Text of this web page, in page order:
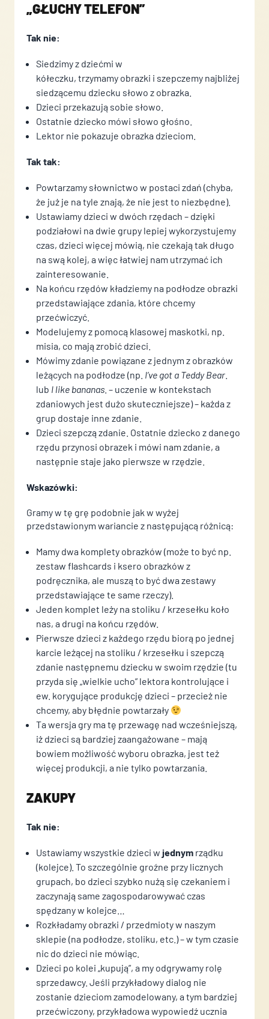
„GŁUCHY TELEFON”
Tak nie:
Siedzimy z dziećmi w
kółeczku, trzymamy obrazki i szepczemy najbliżej
siedzącemu dziecku słowo z obrazka.
Dzieci przekazują sobie słowo.
Ostatnie dziecko mówi słowo głośno.
Lektor nie pokazuje obrazka dzieciom.
Tak tak:
Powtarzamy słownictwo w postaci zdań (chyba,
że już je na tyle znają, że nie jest to niezbędne).
Ustawiamy dzieci w dwóch rzędach – dzięki
podziałowi na dwie grupy lepiej wykorzystujemy
czas, dzieci więcej mówią, nie czekają tak długo
na swą kolej, a więc łatwiej nam utrzymać ich
zainteresowanie.
Na końcu rzędów kładziemy na podłodze obrazki
przedstawiające zdania, które chcemy
przećwiczyć.
Modelujemy z pomocą klasowej maskotki, np.
misia, co mają zrobić dzieci.
Mówimy zdanie powiązane z jednym z obrazków
leżących na podłodze (np. I’ve got a Teddy Bear
lub I like bananas . – uczenie w kontekstach
zdaniowych jest dużo skuteczniejsze) – każda z
grup dostaje inne zdanie.
Dzieci szepczą zdanie. Ostatnie dziecko z danego
rzędu przynosi obrazek i mówi nam zdanie, a
następnie staje jako pierwsze w rzędzie.
Wskazówki:
Gramy w tę grę podobnie jak w wyżej
przedstawionym wariancie z następującą różnicą:
Mamy dwa komplety obrazków (może to być np.
zestaw flashcards i ksero obrazków z
podręcznika, ale muszą to być dwa zestawy
przedstawiające te same rzeczy).
Jeden komplet leży na stoliku / krzesełku koło
nas, a drugi na końcu rzędów.
Pierwsze dzieci z każdego rzędu biorą po jednej
karcie leżącej na stoliku / krzesełku i szepczą
zdanie następnemu dziecku w swoim rzędzie (tu
przyda się „wielkie ucho” lektora kontrolujące i
ew. korygujące produkcję dzieci – przecież nie
chcemy, aby błędnie powtarzały
Ta wersja gry ma tę przewagę nad wcześniejszą,
iż dzieci są bardziej zaangażowane – mają
bowiem możliwość wyboru obrazka, jest też
więcej produkcji, a nie tylko powtarzania.
ZAKUPY
Tak nie:
Ustawiamy wszystkie dzieci w jednym rządku
(kolejce). To szczególnie groźne przy licznych
grupach, bo dzieci szybko nużą się czekaniem i
zaczynają same zagospodarowywać czas
spędzany w kolejce…
Rozkładamy obrazki / przedmioty w naszym
sklepie (na podłodze, stoliku, etc.) – w tym czasie
nic do dzieci nie mówiąc.
Dzieci po kolei „kupują”, a my odgrywamy rolę
sprzedawcy. Jeśli przykładowy dialog nie
zostanie dzieciom zamodelowany, a tym bardziej
przećwiczony, przykładowa wypowiedź ucznia
Imie i nazwisko
E-mail
Imie i nazwisko
E-mail
Telefon
Email